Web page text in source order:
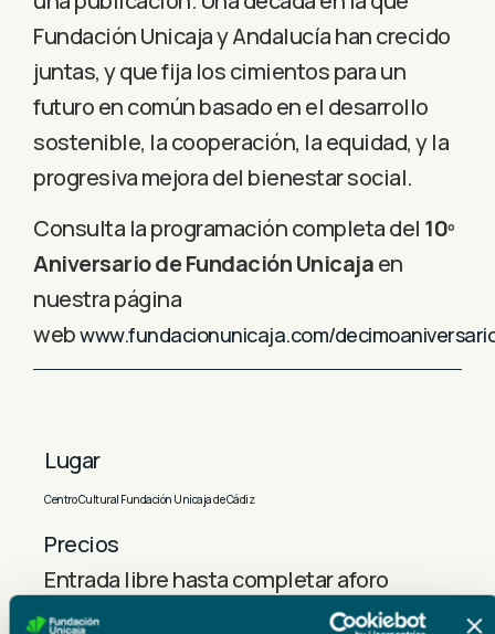
Fundación Unicaja y Andalucía han crecido
juntas, y que fija los cimientos para un
futuro en común basado en el desarrollo
sostenible, la cooperación, la equidad, y la
progresiva mejora del bienestar social.
Consulta la programación completa del 10º
Aniversario de Fundación Unicajaen
nuestra página
webwww.fundacionunicaja.com/
Lugar
Centro Cultural Fundación Unicaja de Cádiz
Precios
Entrada libre hasta completar aforo